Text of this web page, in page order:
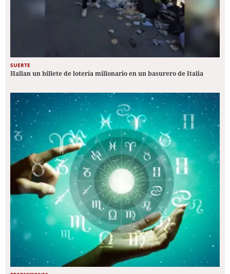
SUERTE
Hallan un billete de lotería millonario en un basurero de Italia